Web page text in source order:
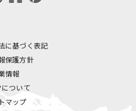
に基づく表記
保護方針
情報
について
マップ